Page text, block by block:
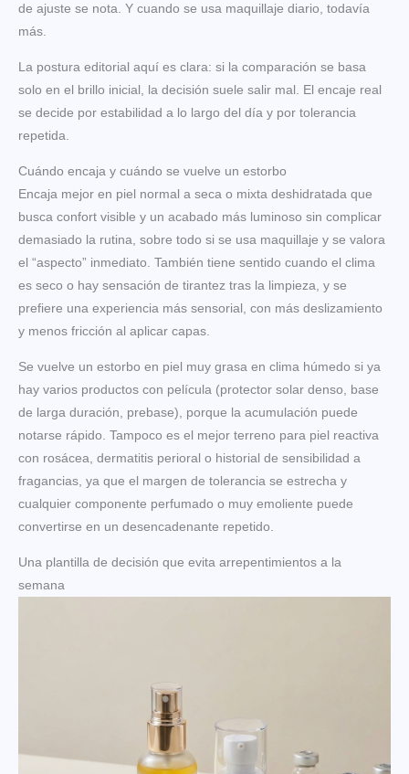
de ajuste se nota. Y cuando se usa maquillaje diario, todavía
más.
La postura editorial aquí es clara: si la comparación se basa
solo en el brillo inicial, la decisión suele salir mal. El encaje real
se decide por estabilidad a lo largo del día y por tolerancia
repetida.
Cuándo encaja y cuándo se vuelve un estorbo
Encaja mejor en piel normal a seca o mixta deshidratada que
busca confort visible y un acabado más luminoso sin complicar
demasiado la rutina, sobre todo si se usa maquillaje y se valora
el “aspecto” inmediato. También tiene sentido cuando el clima
es seco o hay sensación de tirantez tras la limpieza, y se
prefiere una experiencia más sensorial, con más deslizamiento
y menos fricción al aplicar capas.
Se vuelve un estorbo en piel muy grasa en clima húmedo si ya
hay varios productos con película (protector solar denso, base
de larga duración, prebase), porque la acumulación puede
notarse rápido. Tampoco es el mejor terreno para piel reactiva
con rosácea, dermatitis perioral o historial de sensibilidad a
fragancias, ya que el margen de tolerancia se estrecha y
cualquier componente perfumado o muy emoliente puede
convertirse en un desencadenante repetido.
Una plantilla de decisión que evita arrepentimientos a la
semana